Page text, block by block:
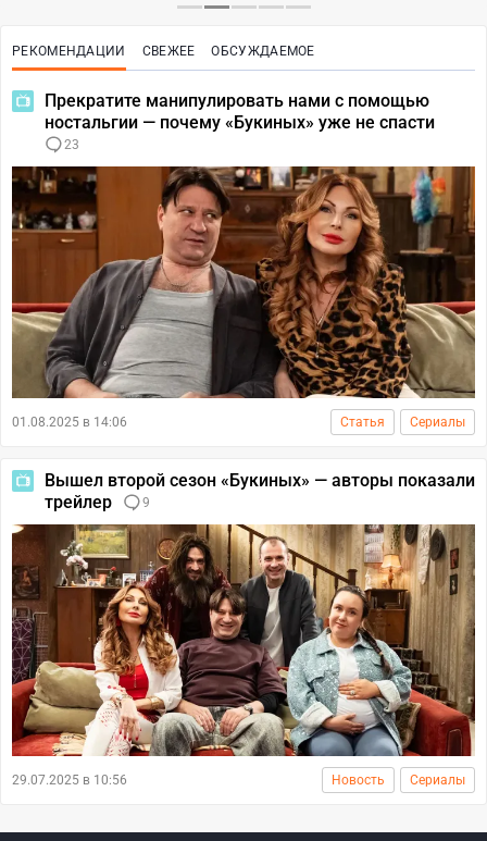
РЕКОМЕНДАЦИИ СВЕЖЕЕ ОБСУЖДАЕМОЕ
Прекратите манипулировать нами с помощью
ностальгии — почему «Букиных» уже не спасти
23
01.08.2025 в 14:06 Статья Сериалы
Вышел второй сезон «Букиных» — авторы показали
трейлер
9
29.07.2025 в 10:56 Новость Сериалы